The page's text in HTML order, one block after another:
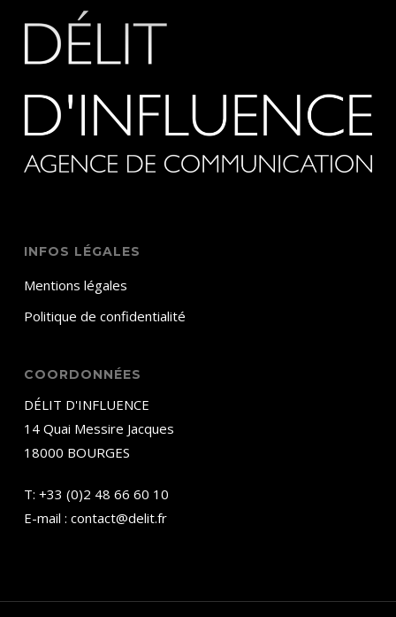
INFOS LÉGALES
Mentions légales
Politique de confidentialité
COORDONNÉES
DÉLIT D'INFLUENCE
14 Quai Messire Jacques
18000 BOURGES
T: +33 (0)2 48 66 60 10
E-mail : contact@delit.fr